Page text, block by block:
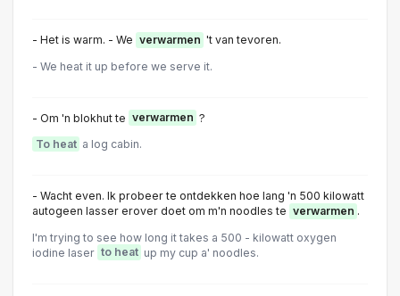
- Het is warm. - We verwarmen 't van tevoren.
- We heat it up before we serve it.
- Om 'n blokhut te verwarmen ?
To heat a log cabin.
- Wacht even. Ik probeer te ontdekken hoe lang 'n 500 kilowatt
autogeen lasser erover doet om m'n noodles te verwarmen .
I'm trying to see how long it takes a 500 - kilowatt oxygen
iodine laser to heat up my cup a' noodles.